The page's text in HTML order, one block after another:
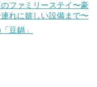
ファミリーステイ〜豪
れに嬉しい設備まで〜
豆鍋」